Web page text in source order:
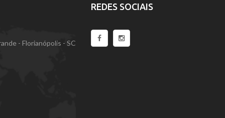
- Florianópolis - SC
REDES SOCIAIS